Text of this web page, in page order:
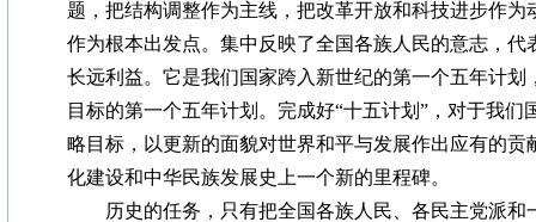
题，把结构调整作为主线，把改革开放和科技进步作为
作为根本出发点。集中反映了全国各族人民的意志，代
长远利益。它是我们国家跨入新世纪的第一个五年计划
目标的第一个五年计划。完成好“十五计划”，对于我们
略目标，以更新的面貌对世界和平与发展作出应有的贡
化建设和中华民族发展史上一个新的里程碑。
历史的任务，只有把全国各族人民、各民主党派和